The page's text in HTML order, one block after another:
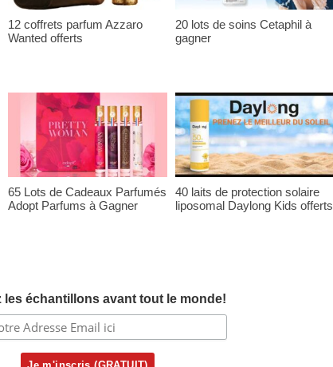
12 coffrets parfum Azzaro
Wanted offerts
20 lots de soins Cetaphil à
gagner
65 Lots de Cadeaux Parfumés
Adopt Parfums à Gagner
40 laits de protection solaire
liposomal Daylong Kids offerts
les échantillons avant tout le monde!